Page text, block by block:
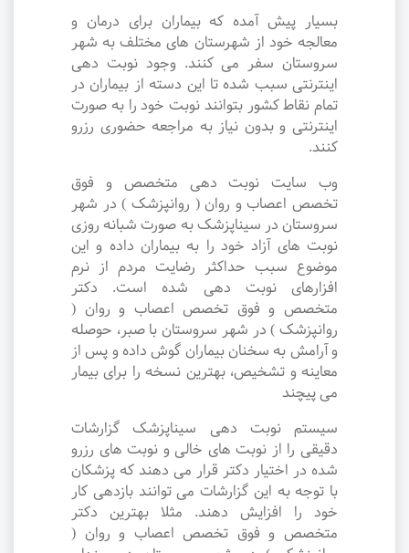
بسیار پیش آمده که بیماران برای درمان و
معالجه خود از شهرستان های مختلف به شهر
سروستان سفر می کنند. وجود نوبت دهی
اینترنتی سبب شده تا این دسته از بیماران در
تمام نقاط کشور بتوانند نوبت خود را به صورت
اینترنتی و بدون نیاز به مراجعه حضوری رزرو
کنند.
وب سایت نوبت دهی متخصص و فوق
تخصص اعصاب و روان ( روانپزشک ) در شهر
سروستان در سیناپزشک به صورت شبانه روزی
نوبت های آزاد خود را به بیماران داده و این
موضوع سبب حداکثر رضایت مردم از نرم
افزارهای نوبت دهی شده است. دکتر
متخصص و فوق تخصص اعصاب و روان (
روانپزشک ) در شهر سروستان با صبر، حوصله
و آرامش به سخنان بیماران گوش داده و پس از
معاینه و تشخیص، بهترین نسخه را برای بیمار
می پیچند
سیستم نوبت دهی سیناپزشک گزارشات
دقیقی را از نوبت های خالی و نوبت های رزرو
شده در اختیار دکتر قرار می دهند که پزشکان
با توجه به این گزارشات می توانند بازدهی کار
خود را افزایش دهند. مثلا بهترین دکتر
متخصص و فوق تخصص اعصاب و روان (